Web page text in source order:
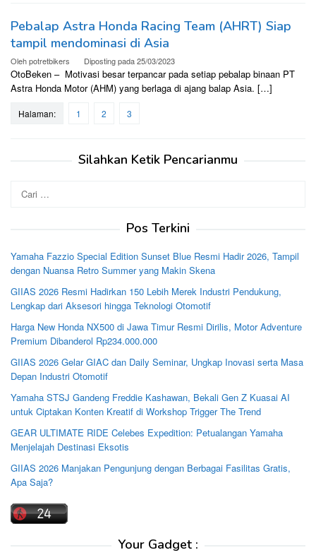
Pebalap Astra Honda Racing Team (AHRT) Siap
tampil mendominasi di Asia
Olehpotretbikers Diposting pada25/03/2023
OtoBeken – Motivasi besar terpancar pada setiap pebalap binaan PT
Astra Honda Motor (AHM) yang berlaga di ajang balap Asia. […]
Halaman: 1 2 3
Silahkan Ketik Pencarianmu
untuk:
Pos Terkini
Yamaha Fazzio Special Edition Sunset Blue Resmi Hadir 2026, Tampil
dengan Nuansa Retro Summer yang Makin Skena
GIIAS 2026 Resmi Hadirkan 150 Lebih Merek Industri Pendukung,
Lengkap dari Aksesori hingga Teknologi Otomotif
Harga New Honda NX500 di Jawa Timur Resmi Dirilis, Motor Adventure
Premium Dibanderol Rp234.000.000
GIIAS 2026 Gelar GIAC dan Daily Seminar, Ungkap Inovasi serta Masa
Depan Industri Otomotif
Yamaha STSJ Gandeng Freddie Kashawan, Bekali Gen Z Kuasai AI
untuk Ciptakan Konten Kreatif di Workshop Trigger The Trend
GEAR ULTIMATE RIDE Celebes Expedition: Petualangan Yamaha
Menjelajah Destinasi Eksotis
GIIAS 2026 Manjakan Pengunjung dengan Berbagai Fasilitas Gratis,
Apa Saja?
Your Gadget :